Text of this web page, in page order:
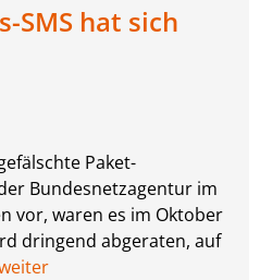
SMS hat sich
Paket-
Bundesnetzagentur im
vor, waren es im Oktober
dringend abgeraten, auf